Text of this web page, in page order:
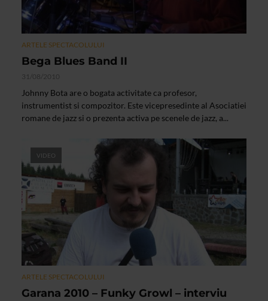
ARTELE SPECTACOLULUI
Bega Blues Band II
31/08/2010
Johnny Bota are o bogata activitate ca profesor,
instrumentist si compozitor. Este vicepresedinte al Asociatiei
romane de jazz si o prezenta activa pe scenele de jazz, a...
VIDEO
ARTELE SPECTACOLULUI
Garana 2010 – Funky Growl – interviu